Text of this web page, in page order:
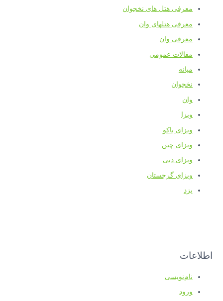
معرفی هتل های نخجوان
معرفی هتلهای وان
معرفی وان
مقالات عمومی
میانه
نخجوان
وان
ویزا
ویزای باکو
ویزای چین
ویزای دبی
ویزای گرجستان
یزد
اطلاعات
نام‌نویسی
ورود